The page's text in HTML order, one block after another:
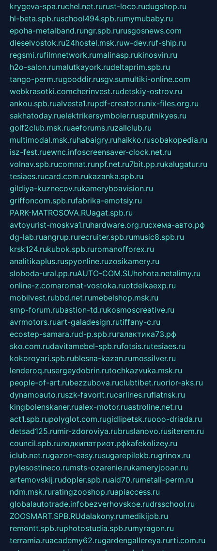
krygeva-spa.ruchel.net.rurust-loco.rudugshop.ru
hl-beta.spb.ruschool494.spb.rumymubaby.ru
epoha-metalband.rungr.spb.rurusgosnews.com
dieselvostok.ru24hostel.msk.ruw-dev.ruf-ship.ru
regsmi.rufilmnetwork.rumalinasp.rukinosvin.ru
h2o-salon.rumalutkayork.rudeltaprim.spb.ru
tango-perm.rugooddir.rusgv.sumultiki-online.com
webkrasotki.comcherinvest.rudetskiy-ostrov.ru
ankou.spb.rualvesta1.rupdf-creator.runix-files.org.ru
sakhatoday.ruelektrikersymboler.rusputnikyes.ru
golf2club.msk.ruaeforums.ruzallclub.ru
multimodal.msk.ruhabaigry.ruhaikko.rusobakopedia.ru
isz-fest.ruewnc.infoscreensaver-clock.net.ru
volnav.spb.rucomnat.runpf.net.ru7bit.pp.rukalugatur.ru
tesiaes.rucard.com.rukazanka.spb.ru
gildiya-kuznecov.rukameryboavision.ru
griffoncom.spb.rufabrika-emotsiy.ru
PARK-MATROSOVA.RUagat.spb.ru
avtoyurist-moskva1.ruhardware.org.ruсхема-авто.рф
dg-lab.ruangrup.rurecruiter.spb.rumusic8.spb.ru
krsk124.rukubok.spb.ruromanofforex.ru
analitikaplus.ruspyonline.ruzosikamery.ru
sloboda-ural.pp.ruAUTO-COM.SUhohota.netalimy.ru
online-z.comaromat-vostoka.ruotdelkaexp.ru
mobilvest.rubbd.net.rumebelshop.msk.ru
smp-forum.rubastion-td.rukosmoscreative.ru
avrmotors.ruart-galadesign.rutiffany-c.ru
ecostep-samara.rud-p.spb.ruгалактика73.рф
sko.com.rudavitamebel-spb.rufotsis.rutesiaes.ru
kokoroyari.spb.rublesna-kazan.rumossilver.ru
lenderoq.rusergeydobrin.rutochkazvuka.msk.ru
people-of-art.rubezzubova.ruclubtibet.ruorior-aks.ru
dynamoauto.ruszk-favorit.rucarlines.ruflatnsk.ru
kingbolenskaner.rualex-motor.ruastroline.net.ru
act1.spb.rupolyglot.com.rugidlipetsk.ruooo-driada.ru
detsad125.rumir-zdoroviya.rubruslanovo.rusiterem.ru
council.spb.ruлодкипатриот.рфkafekolizey.ru
iclub.net.rugazon-easy.rusugarepilekb.rugrinox.ru
pylesostineco.rumsts-ozarenie.rukameryjooan.ru
artemovskij.rudopler.spb.ruaid70.rumetall-perm.ru
ndm.msk.ruratingzooshop.ruapiaccess.ru
globalautotrade.infobezverhovskoe.rudrsschool.ru
ZOOSMART.SPB.RUdalakony.rumedikijob.ru
remontt.spb.ruphotostudia.spb.rumyragon.ru
terramia.ruacademy62.rugardengallereya.rurti.com.ru